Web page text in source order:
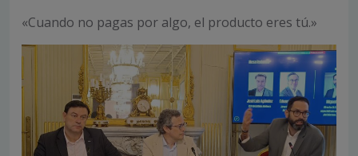
«Cuando no pagas por algo, el producto eres tú.»